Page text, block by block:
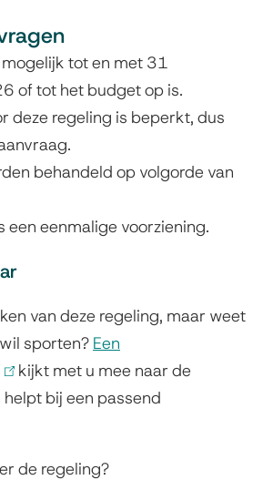
tot en met 31
of tot het budget op is.
deze regeling is beperkt, dus
behandeld op volgorde van
een eenmalige voorziening.
van deze regeling, maar weet
sporten? Een
k
kijkt met u mee naar de
bij een passend
de regeling?